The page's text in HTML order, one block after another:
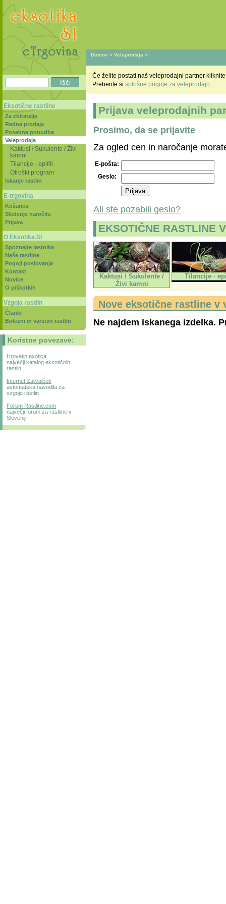
Domov > Veleprodaja >
Če želite postati naš veleprodajni partner
Preberite si splošne pogoje za veleprodajo.
Prijava veleprodajnih
Prosimo, da se prijavite
Za ogled cen in naročanje
E-pošta:
Geslo:
Ali ste pozabili geslo?
EKSOTIČNE RASTLINE
Kaktusi / Sukulente /
Živi kamni
Tilancije -
Nove eksotične rastline v
Ne najdem iskanega izdelka.
Eksotične rastline
Za zbiratelje
Redna prodaja
Posebna ponudba
Veleprodaja
Kaktusi / Sukulente / Živi
kamni
Tilancije - epifiti
Otroški program
Iskanje rastlin
E-trgovina
Košarica
Sledenje naročilu
Prijava
O Eksotika.SI
Spoznajte lastnika
Naše rastline
Pogoji poslovanja
Kontakt
Novice
O piškotkih
Vzgoja rastlin
Članki
Bolezni in varstvo rastlin
Koristne povezave:
Hrovatin exotica
največji katalog eksotičnih
rastlin
Internet Zalivalček
avtomatska navodila za
vzgojo rastlin
Forum Rastline.com
največji forum za rastline v
Sloveniji